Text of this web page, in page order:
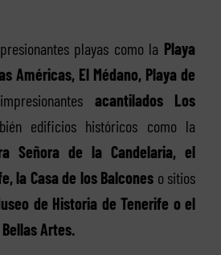
playas como la Playa
Américas, El Médano, Playa de
acantilados Los
edificios históricos como la
Señora de la Candelaria, el
la Casa de los Balcones o sitios
de Historia de Tenerife o el
Artes.